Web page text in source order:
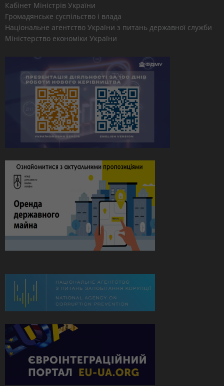
Кабінет Міністрів України
Громадянське суспільство і влада
Національне агентство України з питань державної служби
Міністерство економіки України